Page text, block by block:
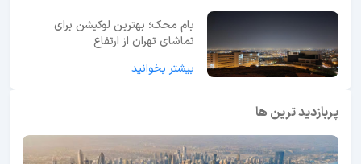
بام محک؛ بهترین لوکیشن برای
تماشای تهران از ارتفاع
بیشتر بخوانید
پربازدید ترین ها